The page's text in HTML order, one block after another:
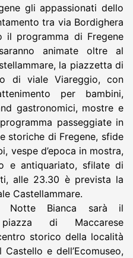
gli appassionati dello
tra via Bordighera
il programma di Fregene
animate oltre al
la piazzetta di
di viale Viareggio, con
per bambini,
gastronomici, mostre e
passeggiate in
storiche di Fregene, sfide
vespe d’epoca in mostra,
e antiquariato, sfilate di
alle 23.30 è prevista la
Castellammare.
Notte Bianca sarà il
di Maccarese
storico della località
e dell’Ecomuseo,